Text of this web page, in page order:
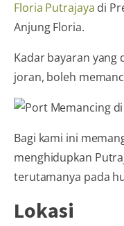
Floria Putrajaya di
Anjung Floria.
Kadar bayaran yang
joran, boleh
Bagi kami ini
menghidupkan
terutamanya pada
Lokasi